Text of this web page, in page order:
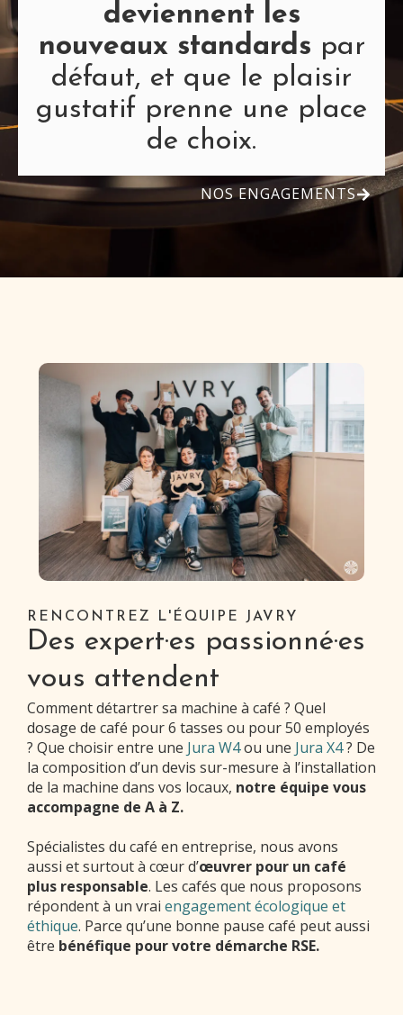
deviennent les
nouveaux standards par
défaut, et que le plaisir
gustatif prenne une place
de choix.
NOS ENGAGEMENTS
RENCONTREZ L'ÉQUIPE JAVRY
Des expert·es passionné·es
vous attendent
Comment détartrer sa machine à café ? Quel
dosage de café pour 6 tasses ou pour 50 employés
? Que choisir entre une Jura W4ou une Jura X4? De
la composition d’un devis sur-mesure à l’installation
de la machine dans vos locaux, notre équipe vous
accompagne de A à Z.
Spécialistes du café en entreprise, nous avons
aussi et surtout à cœur d’œuvrer pour un café
plus responsable. Les cafés que nous proposons
répondent à un vrai engagement écologique et
éthique. Parce qu’une bonne pause café peut aussi
être bénéfique pour votre démarche RSE.